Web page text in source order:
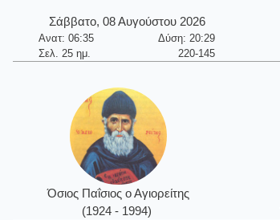
Σάββατο, 08 Αυγούστου 2026
Ανατ: 06:35
Δύση: 20:29
Σελ. 25 ημ.
220-145
Όσιος Παΐσιος ο Αγιορείτης
(1924 - 1994)